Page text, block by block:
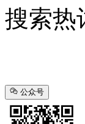
搜索热
公众号